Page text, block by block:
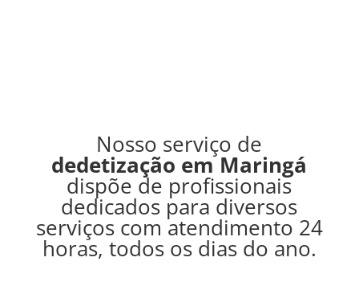
Nosso serviço de
dedetização em Maringá
dispõe de profissionais
dedicados para diversos
serviços com atendimento 24
horas, todos os dias do ano.